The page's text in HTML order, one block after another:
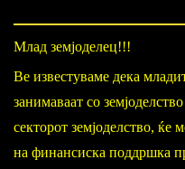
Млад земјоделец!!!
Ве известуваме дека
занимаваат со
секторот земјоделство,
на финансиска поддршка